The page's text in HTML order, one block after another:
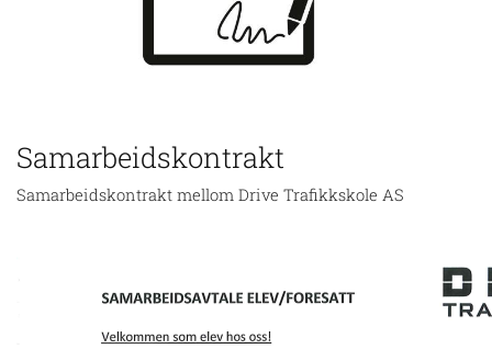
Samarbeidskontrakt
Samarbeidskontrakt mellom Drive Trafikkskole AS